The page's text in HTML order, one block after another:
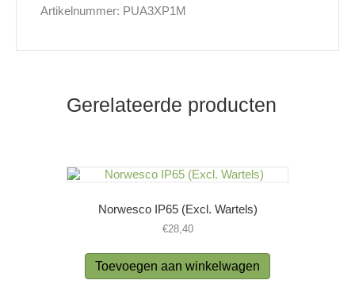
Artikelnummer: PUA3XP1M
Gerelateerde producten
Norwesco IP65 (Excl. Wartels)
€28,40
Toevoegen aan winkelwagen